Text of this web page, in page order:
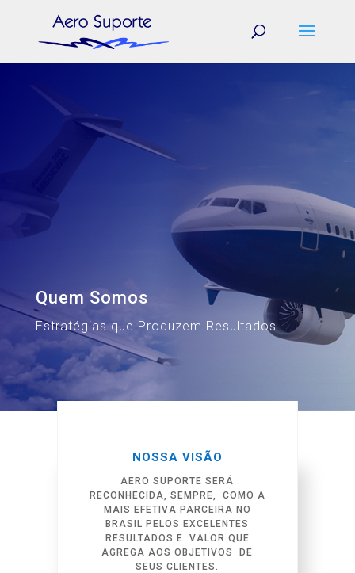
Quem Somos
Estratégias que Produzem Resultados
NOSSA VISÃO
AERO SUPORTE SERÁ
RECONHECIDA, SEMPRE, COMO A
MAIS EFETIVA PARCEIRA NO
BRASIL PELOS EXCELENTES
RESULTADOS E VALOR QUE
AGREGA AOS OBJETIVOS DE
SEUS CLIENTES.